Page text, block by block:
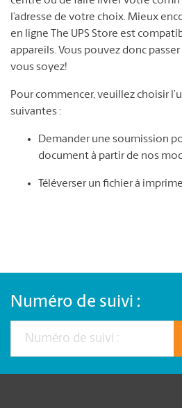
l’adresse de votre choix. Mieux
en ligne The UPS Store est
appareils. Vous pouvez donc
vous soyez!
Pour commencer, veuillez choisir
suivantes :
Demander une soumission
document à partir de nos
Téléverser un fichier à
Numéro de suivi :